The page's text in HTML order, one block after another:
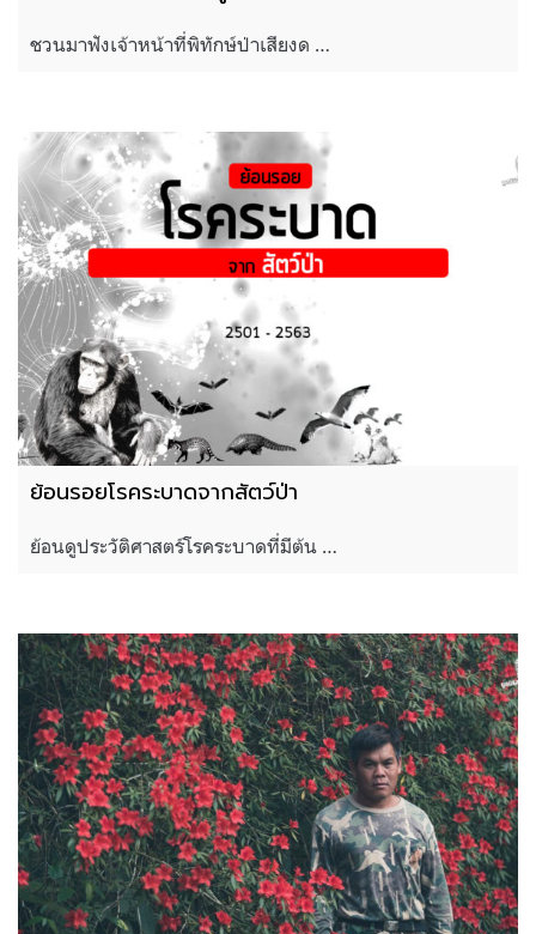
ชวนมาฟังเจ้าหน้าที่พิทักษ์ป่าเสียงด …
ย้อนรอยโรคระบาดจากสัตว์ป่า
ย้อนดูประวัติศาสตร์โรคระบาดที่มีต้น …